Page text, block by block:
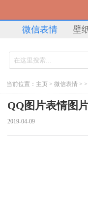
微信表情 壁
当前位置： 主页 >微信表情 >
QQ图片表情图
2019-04-09